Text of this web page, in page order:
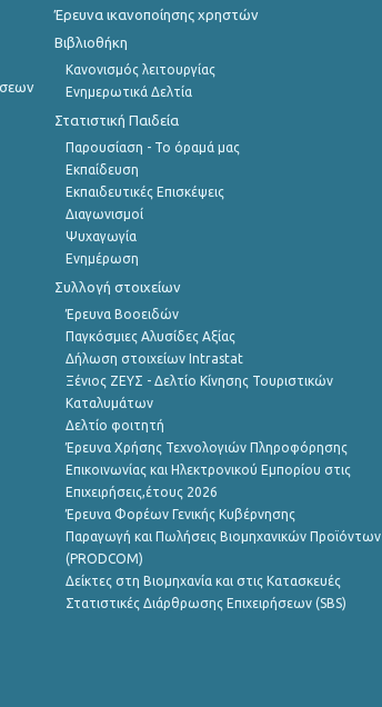
Έρευνα ικανοποίησης χρηστών
Βιβλιοθήκη
Κανονισμός λειτουργίας
Ενημερωτικά Δελτία
Στατιστική Παιδεία
Παρουσίαση - Το όραμά μας
Εκπαίδευση
Εκπαιδευτικές Επισκέψεις
Διαγωνισμοί
Ψυχαγωγία
Ενημέρωση
Συλλογή στοιχείων
Έρευνα Βοοειδών
Παγκόσμιες Αλυσίδες Αξίας
Δήλωση στοιχείων Intrastat
Ξένιος ΖΕΥΣ - Δελτίο Κίνησης Τουριστικών
Καταλυμάτων
Δελτίο φοιτητή
Έρευνα Χρήσης Τεχνολογιών Πληροφόρησης
Επικοινωνίας και Ηλεκτρονικού Εμπορίου στις
Επιχειρήσεις,έτους 2026
Έρευνα Φορέων Γενικής Κυβέρνησης
Παραγωγή και Πωλήσεις Βιομηχανικών Προϊόντων
(PRODCOM)
Δείκτες στη Βιομηχανία και στις Κατασκευές
Στατιστικές Διάρθρωσης Επιχειρήσεων (SBS)